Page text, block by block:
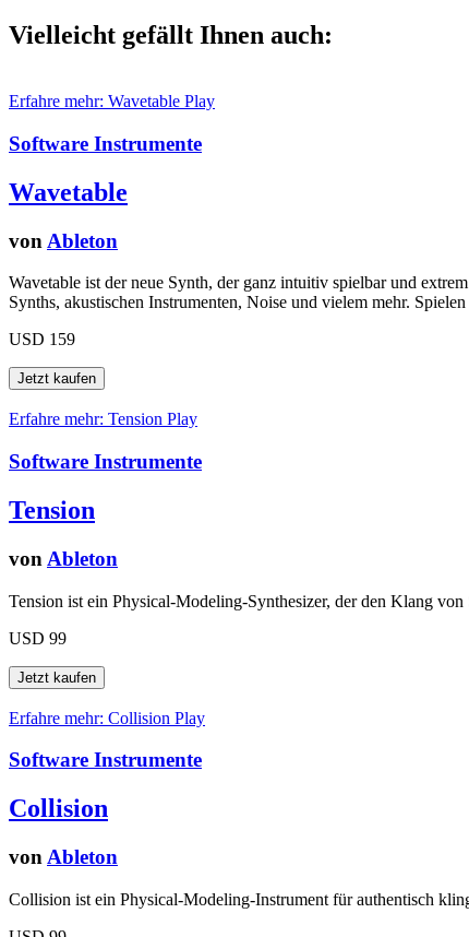
Vielleicht gefällt Ihnen auch:
Erfahre mehr: Wavetable Play
Software Instrumente
Wavetable
von Ableton
Wavetable ist der neue Synth, der ganz intuitiv spielbar und
Synths, akustischen Instrumenten, Noise und vielem mehr.
USD 159
Erfahre mehr: Tension Play
Software Instrumente
Tension
von Ableton
Tension ist ein Physical-Modeling-Synthesizer, der den Klang
USD 99
Erfahre mehr: Collision Play
Software Instrumente
Collision
von Ableton
Collision ist ein Physical-Modeling-Instrument für authentisch